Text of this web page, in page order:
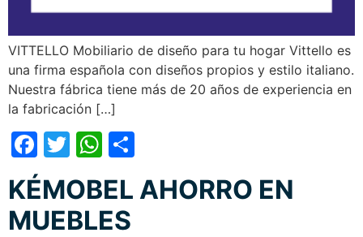
VITTELLO Mobiliario de diseño para tu hogar Vittello es
una firma española con diseños propios y estilo italiano.
Nuestra fábrica tiene más de 20 años de experiencia en
la fabricación […]
Facebook
TwitterWhatsApp
KÉMOBEL AHORRO EN
MUEBLES